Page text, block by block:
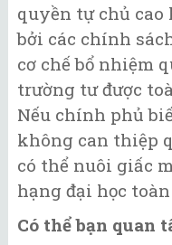
quyền tự chủ cao
bởi các chính
cơ chế bổ nhiệm
trường tư được
Nếu chính phủ
không can thiệp
có thể nuôi giấc
hạng đại học toàn
Có thể bạn quan